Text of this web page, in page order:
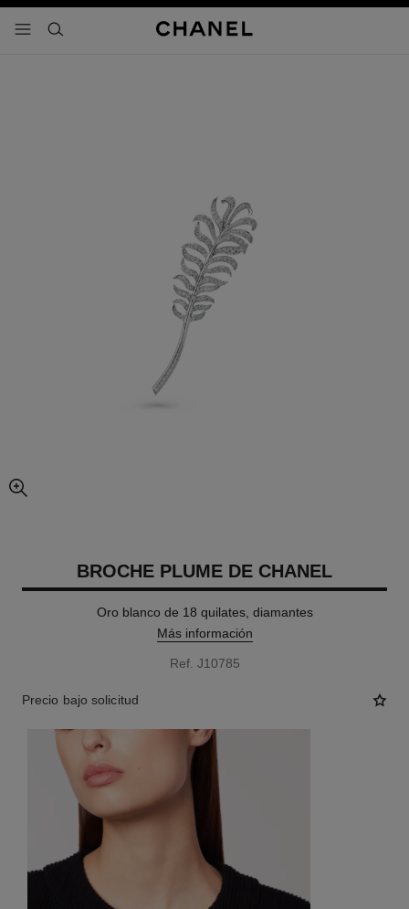
- navegación principal
buscar
imagen agrandada
BROCHE PLUME DE CHANEL
Oro blanco de 18 quilates, diamantes
Más información
Ref. J10785
Precio bajo solicitud